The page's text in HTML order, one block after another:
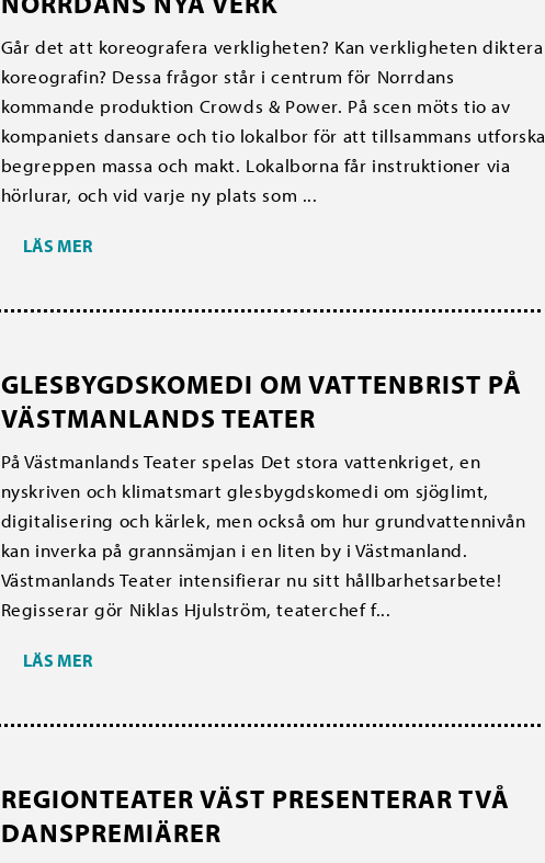
Går det att koreografera verkligheten? Kan verkligheten diktera
koreografin? Dessa frågor står i centrum för Norrdans
kommande produktion Crowds & Power. På scen möts tio av
kompaniets dansare och tio lokalbor för att tillsammans utforska
begreppen massa och makt. Lokalborna får instruktioner via
hörlurar, och vid varje ny plats som ...
LÄS MER
GLESBYGDSKOMEDI OM VATTENBRIST PÅ
VÄSTMANLANDS TEATER
På Västmanlands Teater spelas Det stora vattenkriget, en
nyskriven och klimatsmart glesbygdskomedi om sjöglimt,
digitalisering och kärlek, men också om hur grundvattennivån
kan inverka på grannsämjan i en liten by i Västmanland.
Västmanlands Teater intensifierar nu sitt hållbarhetsarbete!
Regisserar gör Niklas Hjulström, teaterchef f...
LÄS MER
REGIONTEATER VÄST PRESENTERAR TVÅ
DANSPREMIÄRER